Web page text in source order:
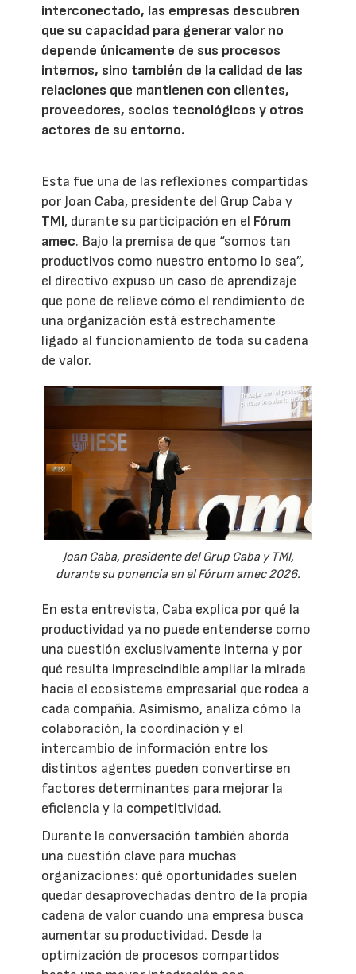
interconectado, las empresas descubren
que su capacidad para generar valor no
depende únicamente de sus procesos
internos, sino también de la calidad de las
relaciones que mantienen con clientes,
proveedores, socios tecnológicos y otros
actores de su entorno.
Esta fue una de las reflexiones compartidas
por Joan Caba, presidente del Grup Caba y
TMI, durante su participación en el Fórum
amec. Bajo la premisa de que “somos tan
productivos como nuestro entorno lo sea”,
el directivo expuso un caso de aprendizaje
que pone de relieve cómo el rendimiento de
una organización está estrechamente
ligado al funcionamiento de toda su cadena
de valor.
Joan Caba, presidente del Grup Caba y TMI,
durante su ponencia en el Fórum amec 2026.
En esta entrevista, Caba explica por qué la
productividad ya no puede entenderse como
una cuestión exclusivamente interna y por
qué resulta imprescindible ampliar la mirada
hacia el ecosistema empresarial que rodea a
cada compañía. Asimismo, analiza cómo la
colaboración, la coordinación y el
intercambio de información entre los
distintos agentes pueden convertirse en
factores determinantes para mejorar la
eficiencia y la competitividad.
Durante la conversación también aborda
una cuestión clave para muchas
organizaciones: qué oportunidades suelen
quedar desaprovechadas dentro de la propia
cadena de valor cuando una empresa busca
aumentar su productividad. Desde la
optimización de procesos compartidos